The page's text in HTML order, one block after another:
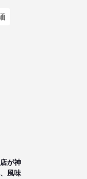
が神
風味